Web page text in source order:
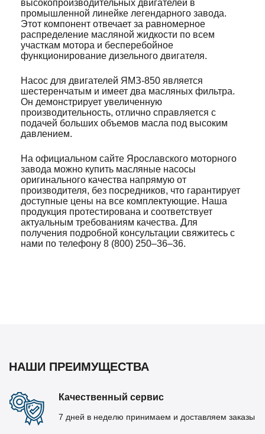
высокопроизводительных двигателей в
промышленной линейке легендарного завода.
Этот компонент отвечает за равномерное
распределение масляной жидкости по всем
участкам мотора и бесперебойное
функционирование дизельного двигателя.
Насос для двигателей ЯМЗ-850 является
шестеренчатым и имеет два масляных фильтра.
Он демонстрирует увеличенную
производительность, отлично справляется с
подачей больших объемов масла под высоким
давлением.
На официальном сайте Ярославского моторного
завода можно купить масляные насосы
оригинального качества напрямую от
производителя, без посредников, что гарантирует
доступные цены на все комплектующие. Наша
продукция протестирована и соответствует
актуальным требованиям качества. Для
получения подробной консультации свяжитесь с
нами по телефону 8 (800) 250–36–36.
НАШИ ПРЕИМУЩЕСТВА
Качественный сервис
7 дней в неделю принимаем и доставляем заказы